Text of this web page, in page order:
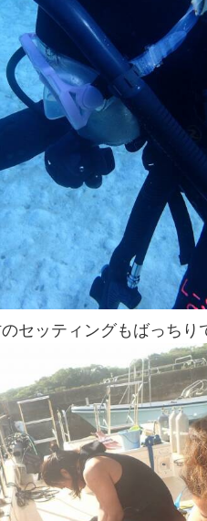
セッティングもばっちり